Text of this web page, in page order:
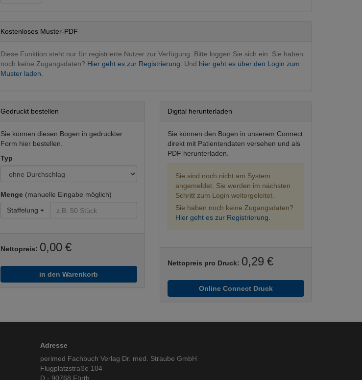
Kostenloses Muster-PDF
Diese Funktion steht nur für registrierte Nutzer zur Verfügung. Bitte loggen Sie sich ein. Sie haben
noch keine Zugangsdaten? Hier geht es zur Registrierung. Und hier geht es über den Login zum
Muster laden.
Gedruckt bestellen
Sie können diesen Bogen in gedruckter
Form hier bestellen.
Typ
Menge (manuelle Eingabe möglich)
Staffelung
Nettopreis: 0,00 €
in den Warenkorb
Digital herunterladen
Sie können den Bogen in unserem Connect
direkt mit Patientendaten versehen und als
PDF herunterladen.
Sie sind noch nicht am System
angemeldet. Sie werden im nächsten
Schritt zum Login weitergeleitet.
Sie haben noch keine Zugangsdaten?
Hier geht es zur Registrierung.
Nettopreis pro Druck: 0,29 €
Online Connect Druck
Adresse
perimed Fachbuch Verlag Dr. med. Straube GmbH
Flugplatzstraße 104
D - 90768 Fürth